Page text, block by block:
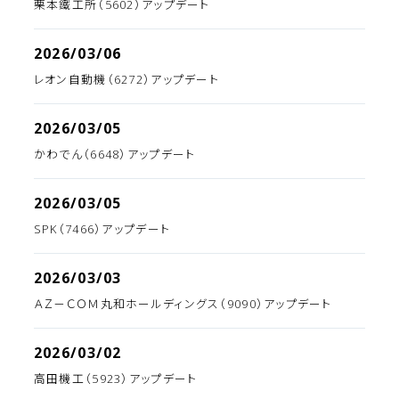
栗本鐵工所（5602）アップデート
2026/03/06
レオン自動機（6272）アップデート
2026/03/05
かわでん（6648）アップデート
2026/03/05
SPK（7466）アップデート
2026/03/03
ＡＺ－ＣＯＭ丸和ホールディングス（9090）アップデート
2026/03/02
高田機工（5923）アップデート